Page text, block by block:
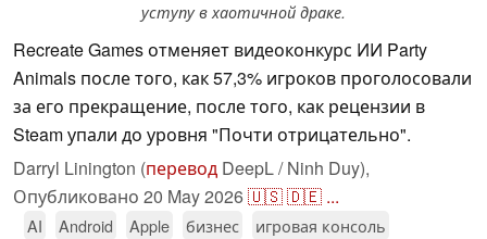
уступу в хаотичной драке.
Recreate Games отменяет видеоконкурс ИИ Party
Animals после того, как 57,3% игроков проголосовали
за его прекращение, после того, как рецензии в
Steam упали до уровня "Почти отрицательно".
Darryl Linington (перевод DeepL / Ninh Duy),
Опубликовано 20 May 2026🇺🇸🇩🇪 ...
AI Android Apple бизнес
игровая консоль